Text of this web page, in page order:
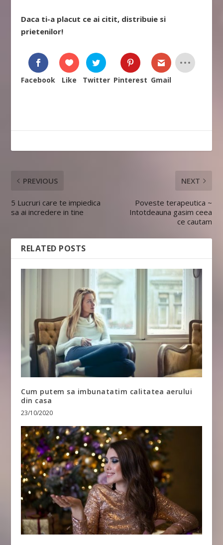
Daca ti-a placut ce ai citit, distribuie si
prietenilor!
Facebook Like Twitter Pinterest Gmail
PREVIOUS
5 Lucruri care te impiedica
sa ai incredere in tine
NEXT
Poveste terapeutica ~
Intotdeauna gasim ceea
ce cautam
RELATED POSTS
Cum putem sa imbunatatim calitatea aerului
din casa
23/10/2020